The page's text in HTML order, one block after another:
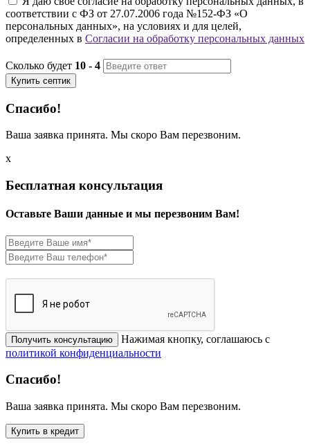
соответствии с ФЗ от 27.07.2006 года №152-ФЗ «О
персональных данных», на условиях и для целей,
определенных в Согласии на обработку персональных данных
Сколько будет 10 - 4
Купить септик
Спасибо!
Ваша заявка принята. Мы скоро Вам перезвоним.
x
Бесплатная консультация
Оставьте Ваши данные и мы перезвоним Вам!
Получить консультацию
Нажимая кнопку, соглашаюсь с
политикой конфиденциальности
Спасибо!
Ваша заявка принята. Мы скоро Вам перезвоним.
Купить в кредит